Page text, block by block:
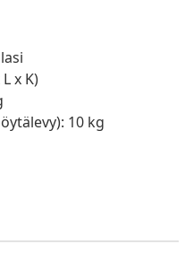
x K)
10 kg